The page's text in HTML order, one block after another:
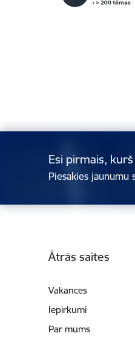
Esi pirmais,
Piesakies jaunumu
Ātrās saites
Vakances
Iepirkumi
Par mums